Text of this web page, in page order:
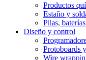
Productos
Estaño y
Pilas,
Diseño y control
Protoboards
Wire